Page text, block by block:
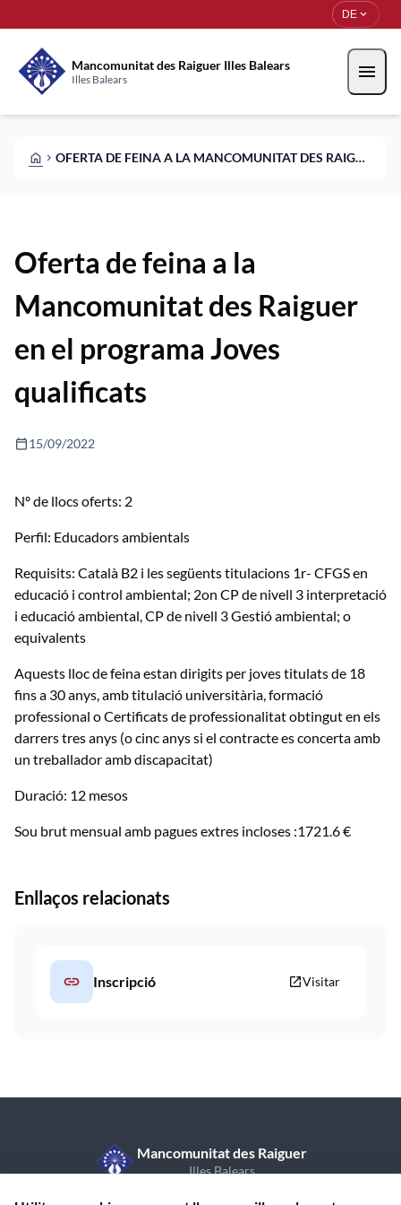
DE expand_more
Mancomunitat des Raiguer Illes Balears
Illes Balears menu
HOME CHEVRON_RIGHT OFERTA DE FEINA A LA MANCOMUNITAT DES RAIGUER EN EL PROGRAMA JOVES QUALIFICATS
Oferta de feina a la
Mancomunitat des Raiguer
en el programa Joves
qualificats
calendar_today15/09/2022
Nº de llocs oferts: 2
Perfil: Educadors ambientals
Requisits: Català B2 i les següents titulacions 1r- CFGS en
educació i control ambiental; 2on CP de nivell 3 interpretació
i educació ambiental, CP de nivell 3 Gestió ambiental; o
equivalents
Aquests lloc de feina estan dirigits per joves titulats de 18
fins a 30 anys, amb titulació universitària, formació
professional o Certificats de professionalitat obtingut en els
darrers tres anys (o cinc anys si el contracte es concerta amb
un treballador amb discapacitat)
Duració: 12 mesos
Sou brut mensual amb pagues extres incloses :1721.6 €
Enllaços relacionats
link Inscripció open_in_newVisitar
Mancomunitat des Raiguer
Illes Balears